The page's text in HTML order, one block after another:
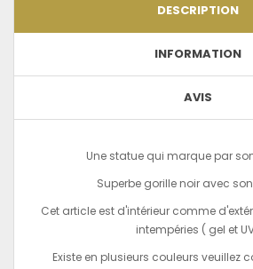
DESCRIPTION
INFORMATION
AVIS
Une statue qui marque par
Superbe gorille noir avec
Cet article est d'intérieur comme
intempéries ( gel et
Existe en plusieurs couleurs veuillez